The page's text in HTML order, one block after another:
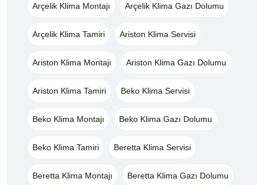
Arçelik Klima Montajı Arçelik Klima Gazı Dolumu
Arçelik Klima Tamiri Ariston Klima Servisi
Ariston Klima Montajı Ariston Klima Gazı Dolumu
Ariston Klima Tamiri Beko Klima Servisi
Beko Klima Montajı Beko Klima Gazı Dolumu
Beko Klima Tamiri Beretta Klima Servisi
Beretta Klima Montajı Beretta Klima Gazı Dolumu